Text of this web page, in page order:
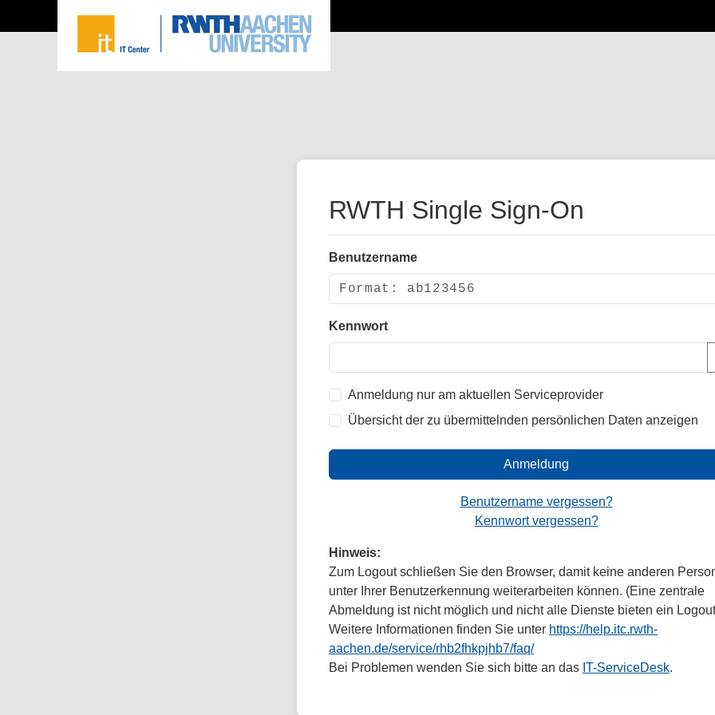
RWTH Single Sign-On
Benutzername
Kennwort
Anmeldung nur am aktuellen Serviceprovider
Übersicht der zu übermittelnden persönlichen Daten anzeigen
Anmeldung
Benutzername vergessen?
Kennwort vergessen?
Hinweis:
Zum Logout schließen Sie den Browser, damit keine anderen
unter Ihrer Benutzerkennung weiterarbeiten können. (Eine zentrale
Abmeldung ist nicht möglich und nicht alle Dienste bieten ein
Weitere Informationen finden Sie unter https://help.itc.rwth-
aachen.de/service/rhb2fhkpjhb7/faq/
Bei Problemen wenden Sie sich bitte an das IT-ServiceDesk.